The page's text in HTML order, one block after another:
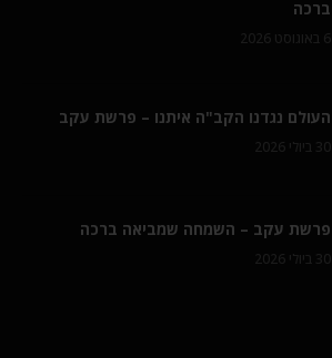
ברכה
6 באוגוסט 2026
העולם נגדנו הקב"ה איתנו – פרשת עקב
30 ביולי 2026
פרשת עקב – השמחה שמביאה ברכה
30 ביולי 2026